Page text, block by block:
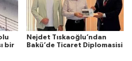
bir
Nejdet Tıskaoğlu’ndan
Bakü’de Ticaret Diplomasisi